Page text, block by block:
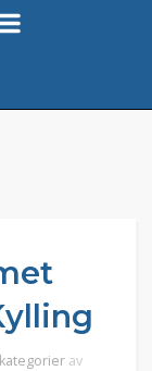
av